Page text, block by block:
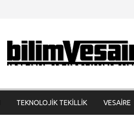
TEKNOLOJİK TEKİLLİK VESAİRE